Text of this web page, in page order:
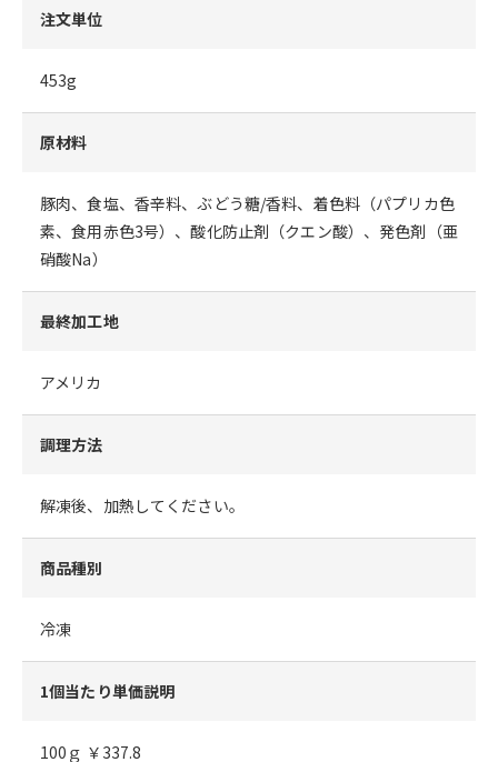
注文単位
453g
原材料
豚肉、食塩、香辛料、ぶどう糖/香料、着色料（パプリカ色
素、食用赤色3号）、酸化防止剤（クエン酸）、発色剤（亜
硝酸Na）
最終加工地
アメリカ
調理方法
解凍後、加熱してください。
商品種別
冷凍
1個当たり単価説明
100ｇ ￥337.8